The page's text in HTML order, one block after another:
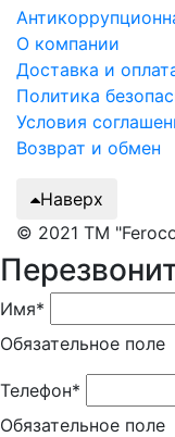
О компании
Доставка и
Политика
Условия
Возврат и обмен
Наверх
© 2021 ТМ
Имя*
Обязательное поле
Телефон*
Обязательное поле